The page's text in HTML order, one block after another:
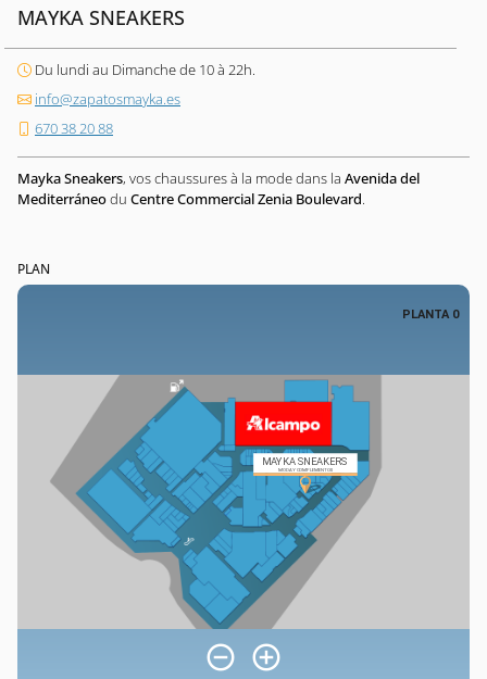
MAYKA SNEAKERS
Du lundi au Dimanche de 10 à 22h.
info@zapatosmayka.es
670 38 20 88
Mayka Sneakers, vos chaussures à la mode dans la Avenida del
Mediterráneodu Centre Commercial Zenia Boulevard.
PLAN